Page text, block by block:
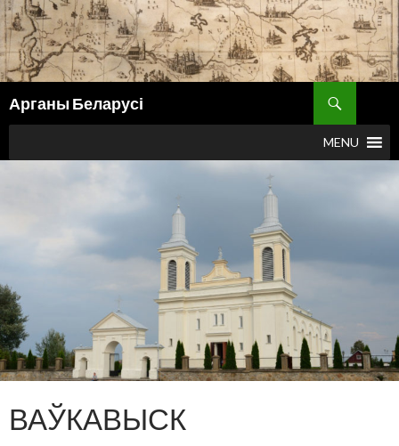
Арганы Беларусі
MENU
ВАЎКАВЫСК